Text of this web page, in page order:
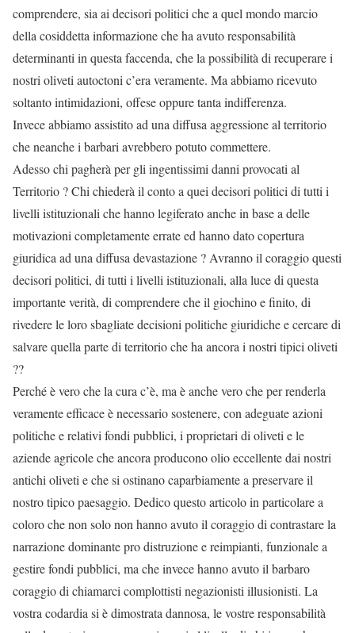
comprendere, sia ai decisori politici che a quel mondo marcio
della cosiddetta informazione che ha avuto responsabilità
determinanti in questa faccenda, che la possibilità di recuperare i
nostri oliveti autoctoni c’era veramente. Ma abbiamo ricevuto
soltanto intimidazioni, offese oppure tanta indifferenza.
Invece abbiamo assistito ad una diffusa aggressione al territorio
che neanche i barbari avrebbero potuto commettere.
Adesso chi pagherà per gli ingentissimi danni provocati al
Territorio ? Chi chiederà il conto a quei decisori politici di tutti i
livelli istituzionali che hanno legiferato anche in base a delle
motivazioni completamente errate ed hanno dato copertura
giuridica ad una diffusa devastazione ? Avranno il coraggio questi
decisori politici, di tutti i livelli istituzionali, alla luce di questa
importante verità, di comprendere che il giochino e finito, di
rivedere le loro sbagliate decisioni politiche giuridiche e cercare di
salvare quella parte di territorio che ha ancora i nostri tipici oliveti
??
Perché è vero che la cura c’è, ma è anche vero che per renderla
veramente efficace è necessario sostenere, con adeguate azioni
politiche e relativi fondi pubblici, i proprietari di oliveti e le
aziende agricole che ancora producono olio eccellente dai nostri
antichi oliveti e che si ostinano caparbiamente a preservare il
nostro tipico paesaggio. Dedico questo articolo in particolare a
coloro che non solo non hanno avuto il coraggio di contrastare la
narrazione dominante pro distruzione e reimpianti, funzionale a
gestire fondi pubblici, ma che invece hanno avuto il barbaro
coraggio di chiamarci complottisti negazionisti illusionisti. La
vostra codardia si è dimostrata dannosa, le vostre responsabilità